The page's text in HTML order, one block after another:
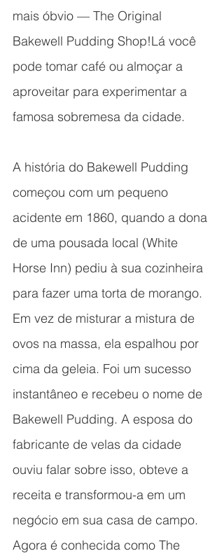
mais óbvio — The Original
Bakewell Pudding Shop!Lá você
pode tomar café ou almoçar a
aproveitar para experimentar a
famosa sobremesa da cidade.
A história do Bakewell Pudding
começou com um pequeno
acidente em 1860, quando a dona
de uma pousada local (White
Horse Inn) pediu à sua cozinheira
para fazer uma torta de morango.
Em vez de misturar a mistura de
ovos na massa, ela espalhou por
cima da geleia. Foi um sucesso
instantâneo e recebeu o nome de
Bakewell Pudding. A esposa do
fabricante de velas da cidade
ouviu falar sobre isso, obteve a
receita e transformou-a em um
negócio em sua casa de campo.
Agora é conhecida como The